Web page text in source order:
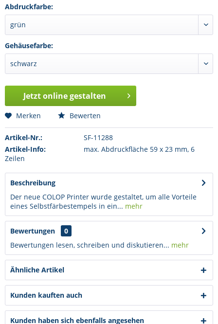
Abdruckfarbe:
Gehäusefarbe:
Jetzt online gestalten
Merken Bewerten
Artikel-Nr.:
SF-11288
Artikel-Info:
max. Abdruckfläche 59 x 23 mm, 6
Zeilen
Beschreibung
Der neue COLOP Printer wurde gestaltet, um alle Vorteile
eines Selbstfärbestempels in ein... mehr
Bewertungen
0
Bewertungen lesen, schreiben und diskutieren... mehr
Ähnliche Artikel
Kunden kauften auch
Kunden haben sich ebenfalls angesehen